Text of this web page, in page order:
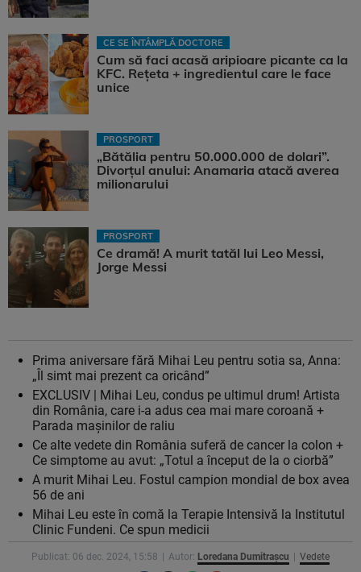
CE SE ÎNTÂMPLĂ DOCTORE
Cum să faci acasă aripioare picante ca la
KFC. Rețeta + ingredientul care le face
unice
PROSPORT
„Bătălia pentru 50.000.000 de dolari”.
Divorțul anului: Anamaria atacă averea
milionarului
PROSPORT
Ce dramă! A murit tatăl lui Leo Messi,
Jorge Messi
Prima aniversare fără Mihai Leu pentru sotia sa, Anna:
„Îl simt mai prezent ca oricând”
EXCLUSIV | Mihai Leu, condus pe ultimul drum! Artista
din România, care i-a adus cea mai mare coroană +
Parada mașinilor de raliu
Ce alte vedete din România suferă de cancer la colon +
Ce simptome au avut: „Totul a început de la o ciorbă”
A murit Mihai Leu. Fostul campion mondial de box avea
56 de ani
Mihai Leu este în comă la Terapie Intensivă la Institutul
Clinic Fundeni. Ce spun medicii
Publicat: 06 dec. 2024, 15:58 Autor: Loredana Dumitrașcu Vedete